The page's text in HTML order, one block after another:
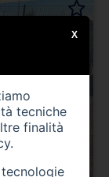
tecniche
finalità
.
X